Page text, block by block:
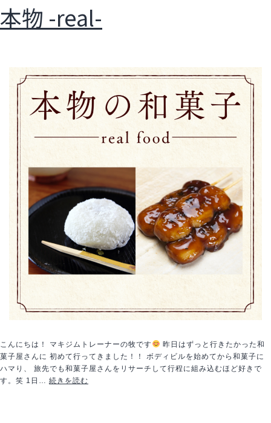
本物 -real-
こんにちは！ マキジムトレーナーの牧です
昨日はずっと行きたかった和
菓子屋さんに 初めて行ってきました！！ ボディビルを始めてから和菓子に
ハマり、 旅先でも和菓子屋さんをリサーチして行程に組み込むほど好きで
す。笑 1日… 続きを読む